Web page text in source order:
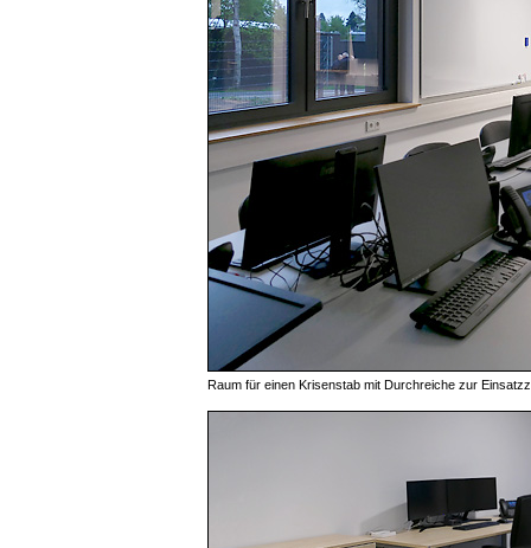
Raum für einen Krisenstab mit Durchreiche zur